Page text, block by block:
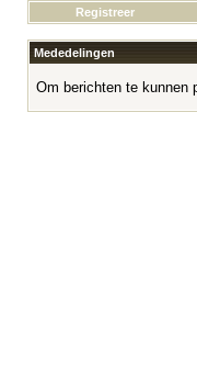
Registreer
Mededelingen
Om berichten te kunnen